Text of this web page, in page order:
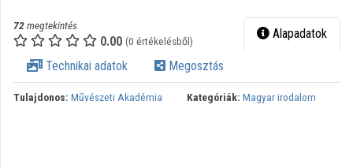
Közreműködők
72megtekintés
0.00 (0 értékelésből) Alapadatok
Technikai adatok Megosztás
Tulajdonos: Művészeti Akadémia Kategóriák: Magyar irodalom